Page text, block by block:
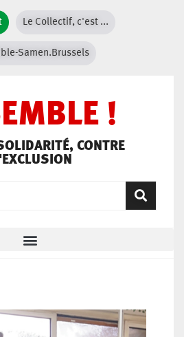
Le Collectif, c'est ...
Samen.Brussels
!
CONTRE